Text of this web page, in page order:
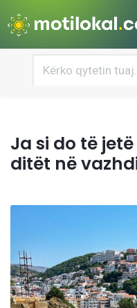
Ja si do të
ditët në